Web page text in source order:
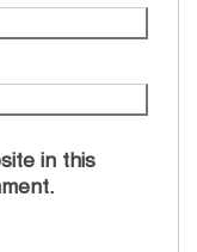
in this